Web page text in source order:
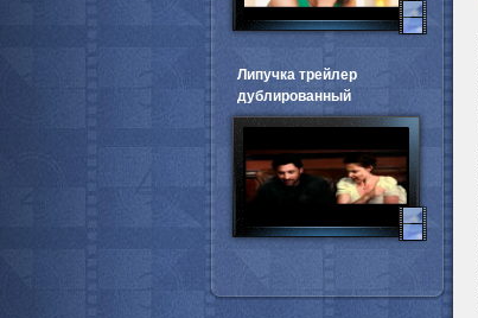
Липучка трейлер
дублированный